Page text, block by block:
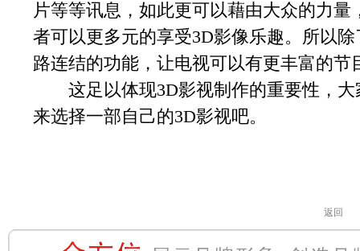
片等等讯息，如此更可以藉由大众的力
者可以更多元的享受3D影像乐趣。所以
路连结的功能，让电视可以有更丰富的节
这足以体现3D影视制作的重要性，大
来选择一部自己的3D影视吧。
返回